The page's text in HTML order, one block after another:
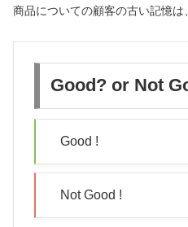
商品についての顧客の古い記憶は
Good? or Not
Good !
Not Good !